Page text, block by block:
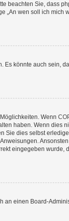
beachten Sie, dass
„An wen soll ich mich
Es könnte auch sein,
Wenn
haben. Wenn dies
Sie dies selbst
eingegeben wurde,
an einen Board-